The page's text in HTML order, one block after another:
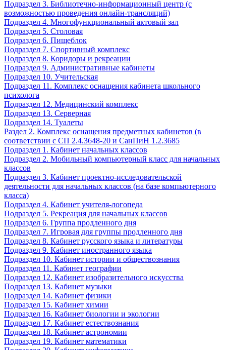
Подраздел 3. Библиотечно-информационный центр (с
возможностью проведения онлайн-трансляций)
Подраздел 4. Многофункциональный актовый зал
Подраздел 5. Столовая
Подраздел 6. Пищеблок
Подраздел 7. Спортивный комплекс
Подраздел 8. Коридоры и рекреации
Подраздел 9. Административные кабинеты
Подраздел 10. Учительская
Подраздел 11. Комплекс оснащения кабинета школьного
психолога
Подраздел 12. Медицинский комплекс
Подраздел 13. Серверная
Подраздел 14. Туалеты
Раздел 2. Комплекс оснащения предметных кабинетов (в
соответствии с СП 2.4.3648-20 и СанПиН 1.2.3685
Подраздел 1. Кабинет начальных классов
Подраздел 2. Мобильный компьютерный класс для начальных
классов
Подраздел 3. Кабинет проектно-исследовательской
деятельности для начальных классов (на базе компьютерного
класса)
Подраздел 4. Кабинет учителя-логопеда
Подраздел 5. Рекреация для начальных классов
Подраздел 6. Группа продленного дня
Подраздел 7. Игровая для группы продленного дня
Подраздел 8. Кабинет русского языка и литературы
Подраздел 9. Кабинет иностранного языка
Подраздел 10. Кабинет истории и обществознания
Подраздел 11. Кабинет географии
Подраздел 12. Кабинет изобразительного искусства
Подраздел 13. Кабинет музыки
Подраздел 14. Кабинет физики
Подраздел 15. Кабинет химии
Подраздел 16. Кабинет биологии и экологии
Подраздел 17. Кабинет естествознания
Подраздел 18. Кабинет астрономии
Подраздел 19. Кабинет математики